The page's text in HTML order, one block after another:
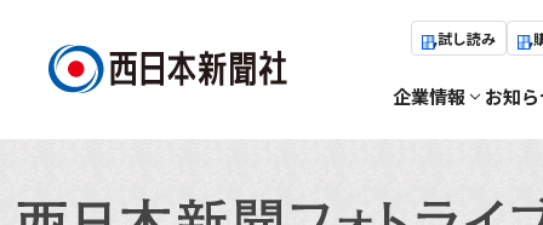
試し読み
企業情報 お知